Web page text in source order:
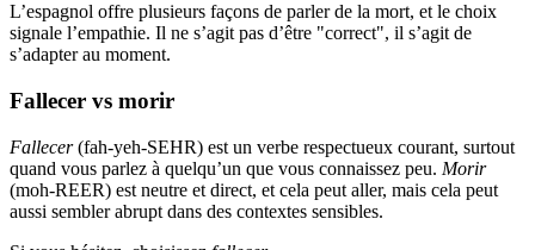
L’espagnol offre plusieurs façons de parler de la mort, et le choix
signale l’empathie. Il ne s’agit pas d’être "correct", il s’agit de
s’adapter au moment.
Fallecer vs morir
Fallecer(fah-yeh-SEHR) est un verbe respectueux courant, surtout
quand vous parlez à quelqu’un que vous connaissez peu. Morir
(moh-REER) est neutre et direct, et cela peut aller, mais cela peut
aussi sembler abrupt dans des contextes sensibles.